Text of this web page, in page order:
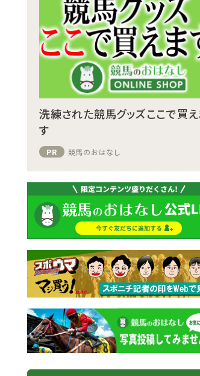
洗練された競馬グッズここで買え
す
PR 競馬のおはなし